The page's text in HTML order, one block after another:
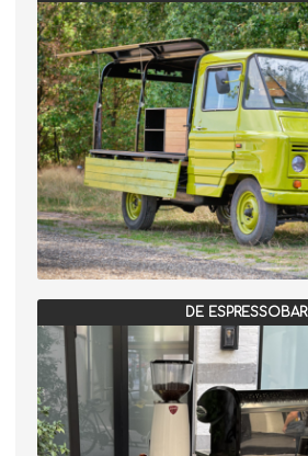
DE ESPRESSOBAR